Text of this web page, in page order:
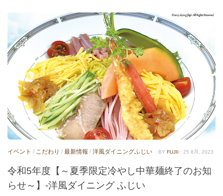
イベント / こだわり / 最新情報 / 洋風ダイニングふじい · BY FUJII · 25 8月, 2023
令和5年度【～夏季限定冷やし中華麺終了のお知
らせ～】-洋風ダイニング ふじい